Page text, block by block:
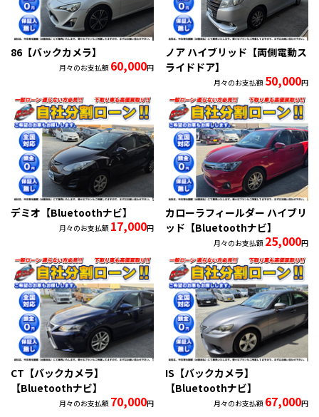
86【バックカメラ】
月々のお支払額 60,000円
ノア ハイブリッド【両側電動ス
ライドドア】
月々のお支払額 50,000円
デミオ【Bluetoothナビ】
月々のお支払額 17,000円
カローラフィールダー ハイブリ
ッド【Bluetoothナビ】
月々のお支払額 25,000円
CT【バックカメラ】
【Bluetoothナビ】
月々のお支払額 70,000円
IS【バックカメラ】
【Bluetoothナビ】
月々のお支払額 67,000円